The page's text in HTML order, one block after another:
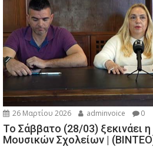
26 Μαρτίου 2026 adminvoice 0
Το Σάββατο (28/03) ξεκινάει
Μουσικών Σχολείων |